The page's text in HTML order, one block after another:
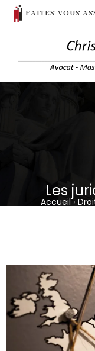
FAITES-VOUS
Les
Accueil›